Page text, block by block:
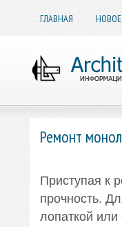
ГЛАВНАЯ НОВОЕ
Ремонт
Приступая к
прочность.
лопаткой или